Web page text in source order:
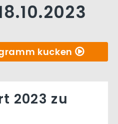
kucken
2023 zu